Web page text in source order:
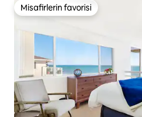
Misafirlerin favorisi
Misafirlerin favorisi